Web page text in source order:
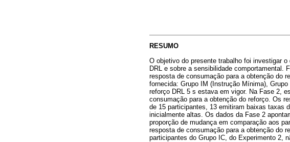
RESUMO
O objetivo do presente trabalho foi investigar
DRL e sobre a sensibilidade comportamental.
resposta de consumação para a obtenção do
fornecida: Grupo IM (Instrução Mínima),
reforço DRL 5 s estava em vigor. Na Fase 2,
consumação para a obtenção do reforço. Os
de 15 participantes, 13 emitiram baixas taxas
inicialmente altas. Os dados da Fase 2
proporção de mudança em comparação aos
resposta de consumação para a obtenção do
participantes do Grupo IC, do Experimento 2,